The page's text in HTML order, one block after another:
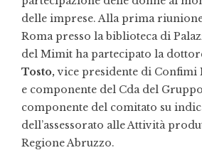
delle imprese. Alla prima
Roma presso la biblioteca di
del Mimit ha partecipato la
Tosto,vice presidente di Confimi
e componente del Cda del
componente del comitato su
dell’assessorato alle Attività
Regione Abruzzo.